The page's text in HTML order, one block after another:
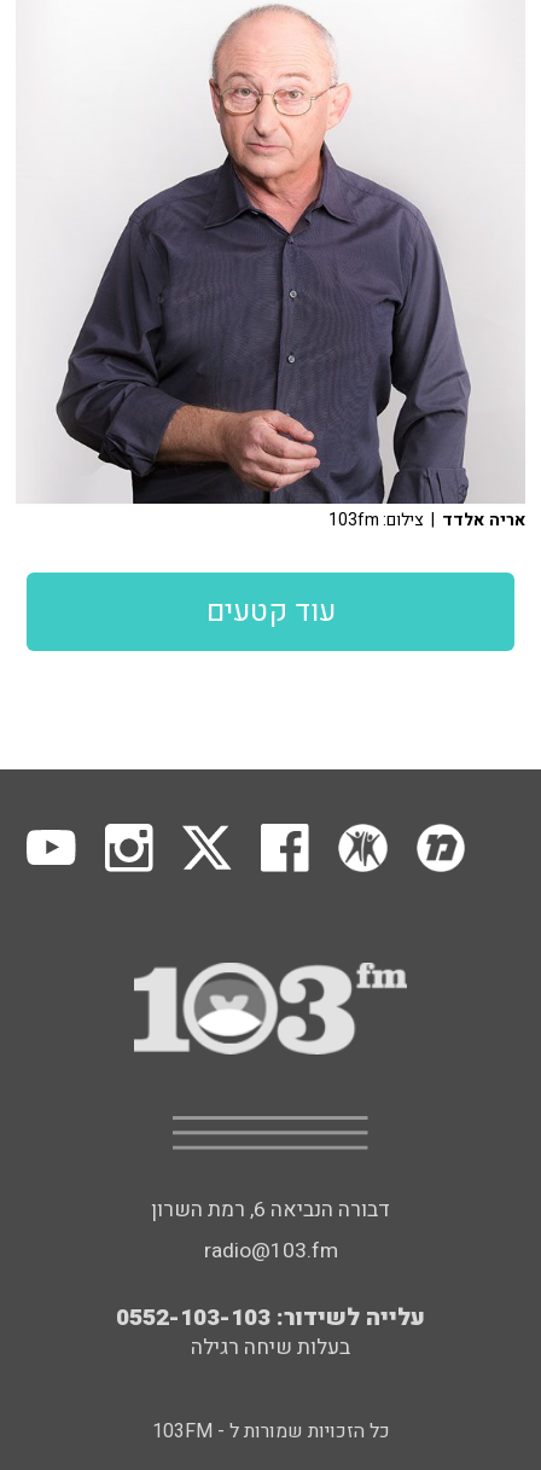
אריה אלדד | צילום: 103fm
עוד קטעים
דבורה הנביאה 6, רמת השרון
radio@103.fm
עלייה לשידור: 0552-103-103
בעלות שיחה רגילה
כל הזכויות שמורות ל - 103FM